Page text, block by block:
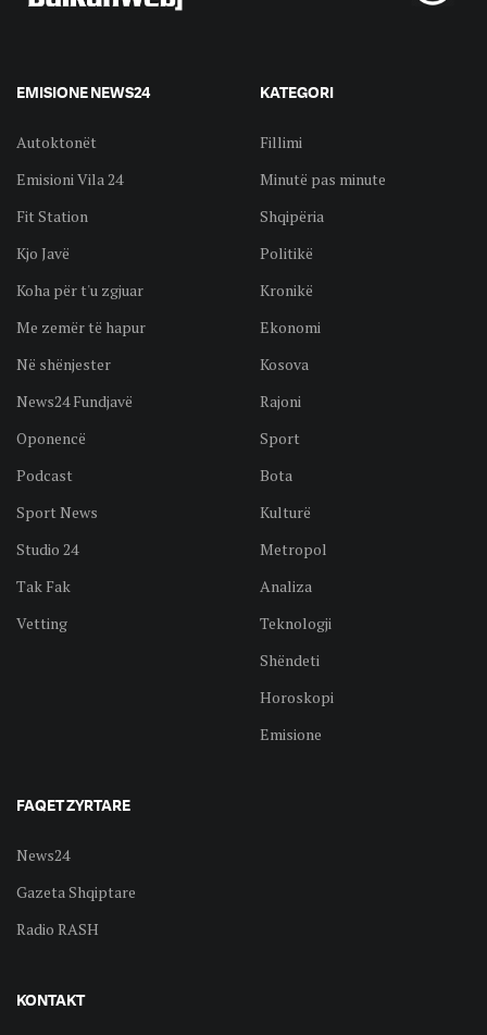
EMISIONE NEWS24
Autoktonët
Emisioni Vila 24
Fit Station
Kjo Javë
Koha për t'u zgjuar
Me zemër të hapur
Në shënjester
News24 Fundjavë
Oponencë
Podcast
Sport News
Studio 24
Tak Fak
Vetting
KATEGORI
Fillimi
Minutë pas minute
Shqipëria
Politikë
Kronikë
Ekonomi
Kosova
Rajoni
Sport
Bota
Kulturë
Metropol
Analiza
Teknologji
Shëndeti
Horoskopi
Emisione
FAQET ZYRTARE
News24
Gazeta Shqiptare
Radio RASH
KONTAKT